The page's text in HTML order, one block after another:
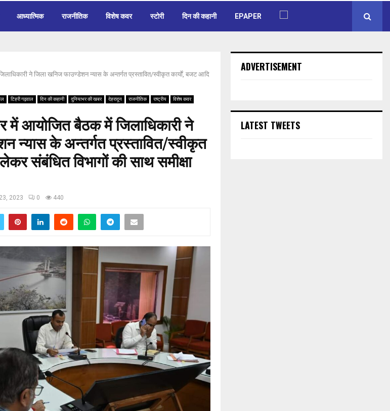
आध्यात्मिक राजनीतिक विशेष कवर स्टोरी दिन की कहानी EPAPER
ने जिला खनिज फाउण्डेशन न्यास के अन्तर्गत प्रस्तावित/स्वीकृत कार्याें, बजट आदि
टिहरी गढ़वाल दिन की कहानी दुनियाभर की खबर देहरादून राजनीतिक राष्ट्रीय
विशेष कवर
में आयोजित बैठक में जिलाधिकारी ने
न्यास के अन्तर्गत प्रस्तावित/स्वीकृत
संबंधित विभागों की साथ समीक्षा
2023 0 440
ADVERTISEMENT
LATEST TWEETS